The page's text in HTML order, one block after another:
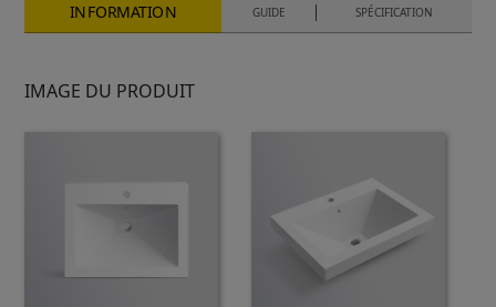
INFORMATION GUIDE SPÉCIFICATION
IMAGE DU PRODUIT